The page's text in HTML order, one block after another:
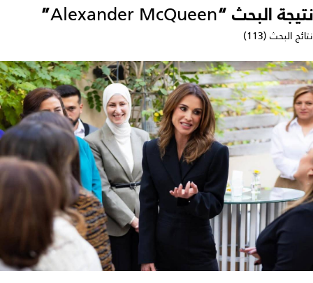
البحث “Alexander McQueen
”
البحث (113)